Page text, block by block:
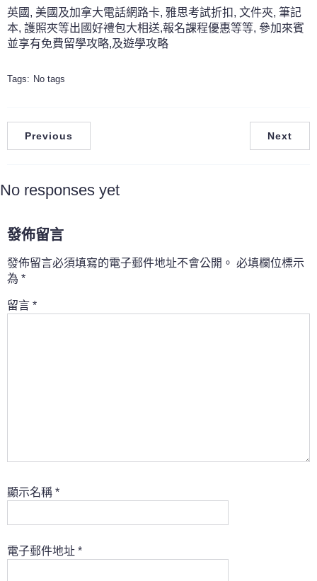
英國, 美國及加拿大電話網路卡, 雅思考試折扣, 文件夾, 筆記
本, 護照夾等出國好禮包大相送,報名課程優惠等等, 參加來賓
並享有免費留學攻略,及遊學攻略
Tags: No tags
Previous Next
No responses yet
發佈留言
發佈留言必須填寫的電子郵件地址不會公開。 必填欄位標示
為 *
留言 *
顯示名稱 *
電子郵件地址 *